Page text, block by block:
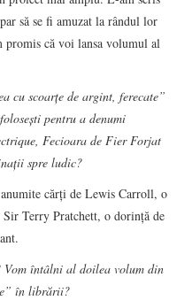
să se fi amuzat la rândul lor
că voi lansa volumul al
cu scoarțe de argint, ferecate”
pentru a denumi
Fecioara de Fier Forjat
spre ludic?
cărți de Lewis Carroll, o
Terry Pratchett, o dorință de
Vom întâlni al doilea volum din
în librării?